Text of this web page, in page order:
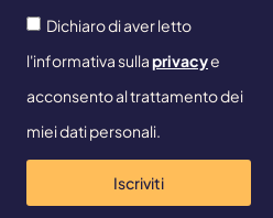
Dichiaro di aver letto
l'informativa sullaprivacye
acconsento al trattamento dei
miei dati personali.
Iscriviti